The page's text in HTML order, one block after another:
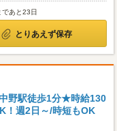
であと23日
とりあえず保存
野駅徒歩1分★時給130
！週2日～/時短もOK